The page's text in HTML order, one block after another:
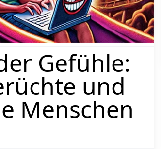
Gefühle:
und
Menschen